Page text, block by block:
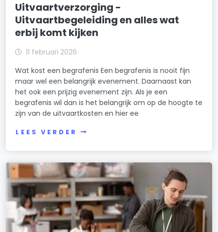
Uitvaartverzorging -
Uitvaartbegeleiding en alles wat
erbij komt kijken
11 februari 2026
Wat kost een begrafenis Een begrafenis is nooit fijn
maar wel een belangrijk evenement. Daarnaast kan
het ook een prijzig evenement zijn. Als je een
begrafenis wil dan is het belangrijk om op de hoogte te
zijn van de uitvaartkosten en hier ee
LEES VERDER